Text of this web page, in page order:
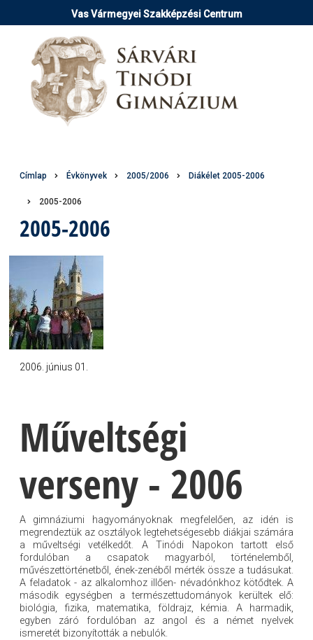
a
tartalomra
Vas Vármegyei Szakképzési Centrum
Morzsa
Címlap Évkönyvek 2005/2006 Diákélet 2005-2006
2005-2006
2005-2006
Műveltségi
verseny - 2006
A gimnáziumi hagyományoknak megfelelően, az idén is
megrendeztük az osztályok legtehetségesebb diákjai számára
a műveltségi vetélkedőt. A Tinódi Napokon tartott első
fordulóban a csapatok magyarból, történelemből,
művészettörténetből, ének-zenéből mérték össze a tudásukat.
A feladatok - az alkalomhoz illően- névadónkhoz kötődtek. A
második egységben a természettudományok kerültek elő:
biológia, fizika, matematika, földrajz, kémia. A harmadik,
egyben záró fordulóban az angol és a német nyelvek
ismeretét bizonyították a nebulók.
2006. június 01.